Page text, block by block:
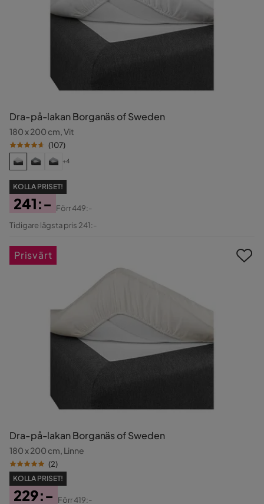
Dra-på-lakan Borganäs of Sweden
180 x 200 cm, Vit
(107)
+4
KOLLA PRISET!
Pris
241:-
Original
Förr449:-
Tidigare lägsta pris 241:-
Dra-på-lakan Borganäs of Sweden
180 x 200 cm, Linne
(2)
KOLLA PRISET!
229:-
Förr419:-
Prisvärt